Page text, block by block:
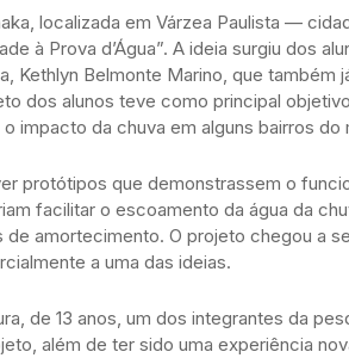
localizada em Várzea Paulista —
à Prova d’Água”. A ideia surgiu dos
Kethlyn Belmonte Marino, que também
dos alunos teve como principal
impacto da chuva em alguns bairros do
protótipos que demonstrassem o
facilitar o escoamento da água da
amortecimento. O projeto chegou a
a uma das ideias.
de 13 anos, um dos integrantes da
além de ter sido uma experiência